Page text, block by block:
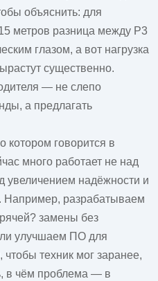
объяснить: для
метров разница между P3
глазом, а вот нагрузка
существенно.
— не слепо
а предлагать
котором говорится в
много работает не над
увеличением надёжности и
разрабатываем
замены без
улучшаем ПО для
чтобы техник мог заранее,
в чём проблема — в